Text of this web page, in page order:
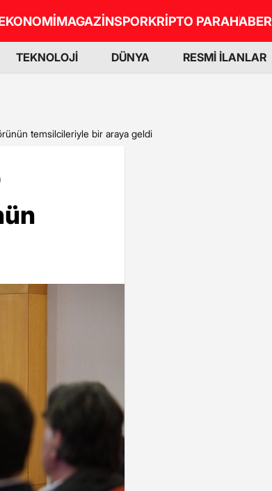
MAGAZİNSPORKRİPTO PARAHABER
TEKNOLOJİ DÜNYA RESMİ İLANLAR
temsilcileriyle bir araya geldi